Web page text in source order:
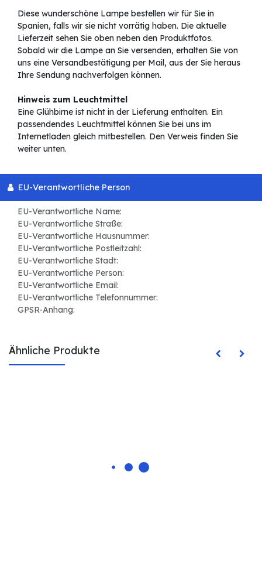
Diese wunderschöne Lampe bestellen wir für Sie in
Spanien, falls wir sie nicht vorrätig haben. Die aktuelle
Lieferzeit sehen Sie oben neben den Produktfotos.
Sobald wir die Lampe an Sie versenden, erhalten Sie von
uns eine Versandbestätigung per Mail, aus der Sie heraus
Ihre Sendung nachverfolgen können.
Hinweis zum Leuchtmittel
Eine Glühbirne ist nicht in der Lieferung enthalten. Ein
passendendes Leuchtmittel können Sie bei uns im
Internetladen gleich mitbestellen. Den Verweis finden Sie
weiter unten.
EU-Verantwortliche Person
EU-Verantwortliche Name:
EU-Verantwortliche Straße:
EU-Verantwortliche Hausnummer:
EU-Verantwortliche Postleitzahl:
EU-Verantwortliche Stadt:
EU-Verantwortliche Person:
EU-Verantwortliche Email:
EU-Verantwortliche Telefonnummer:
GPSR-Anhang:
Ähnliche Produkte